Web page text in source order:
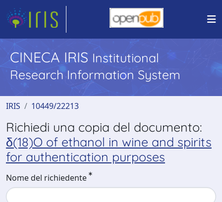
CINECA IRIS Institutional
Research Information System
IRIS 10449/22213
Richiedi una copia del documento:
δ(18)O of ethanol in wine and spirits
for authentication purposes
Nome del richiedente